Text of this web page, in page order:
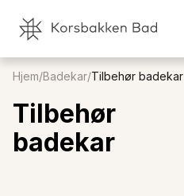
Hjem/Badekar/Tilbehør badekar
Tilbehør
badekar